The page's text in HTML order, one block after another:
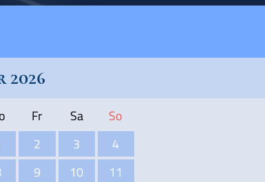
2026
Fr Sa
So
2 3
4
9 10
11